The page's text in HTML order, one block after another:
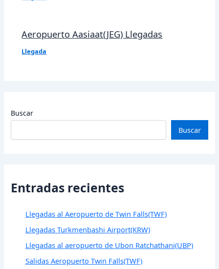
Aeropuerto Aasiaat(JEG) Llegadas
Llegada
Buscar
Buscar
Entradas recientes
Llegadas al Aeropuerto de Twin Falls(TWF)
Llegadas Turkmenbashi Airport(KRW)
Llegadas al aeropuerto de Ubon Ratchathani(UBP)
Salidas Aeropuerto Twin Falls(TWF)